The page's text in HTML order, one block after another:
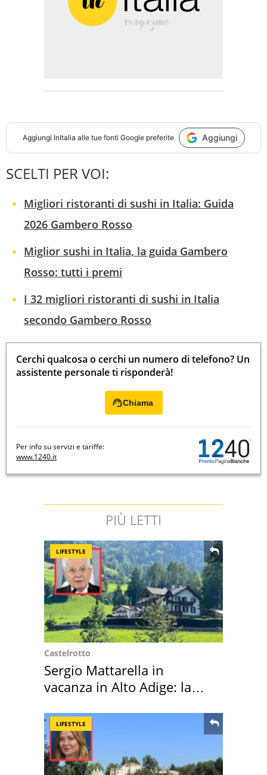
Aggiungi InItalia alle tue fonti Google preferite Aggiungi
SCELTI PER VOI:
Migliori ristoranti di sushi in Italia: Guida
2026 Gambero Rosso
Miglior sushi in Italia, la guida Gambero
Rosso: tutti i premi
I 32 migliori ristoranti di sushi in Italia
secondo Gambero Rosso
Cerchi qualcosa o cerchi un numero di telefono? Un
assistente personale ti risponderà!
Chiama
Per info su servizi e tariffe:
www.1240.it
PIÙ LETTI
LIFESTYLE
Castelrotto
Sergio Mattarella in
vacanza in Alto Adige: la
LIFESTYLE